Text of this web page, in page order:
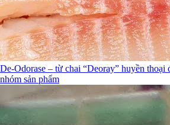
De-Odorase – từ chai “Deoray” huyền thoại
nhóm sản phẩm